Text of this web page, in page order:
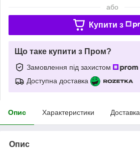
або
Купити з
Що таке купити з Пром?
Замовлення під захистом
Доступна доставка
Опис Характеристики Доставка
Опис